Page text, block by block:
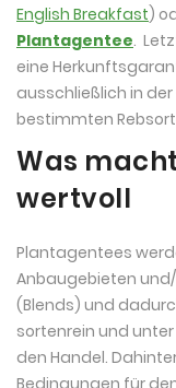
English Breakfast)
Plantagentee.
eine
ausschließlich in
bestimmten
Was
wertvoll
Plantagentees
Anbaugebieten
(Blends) und
sortenrein und
den Handel.
Bedingungen für